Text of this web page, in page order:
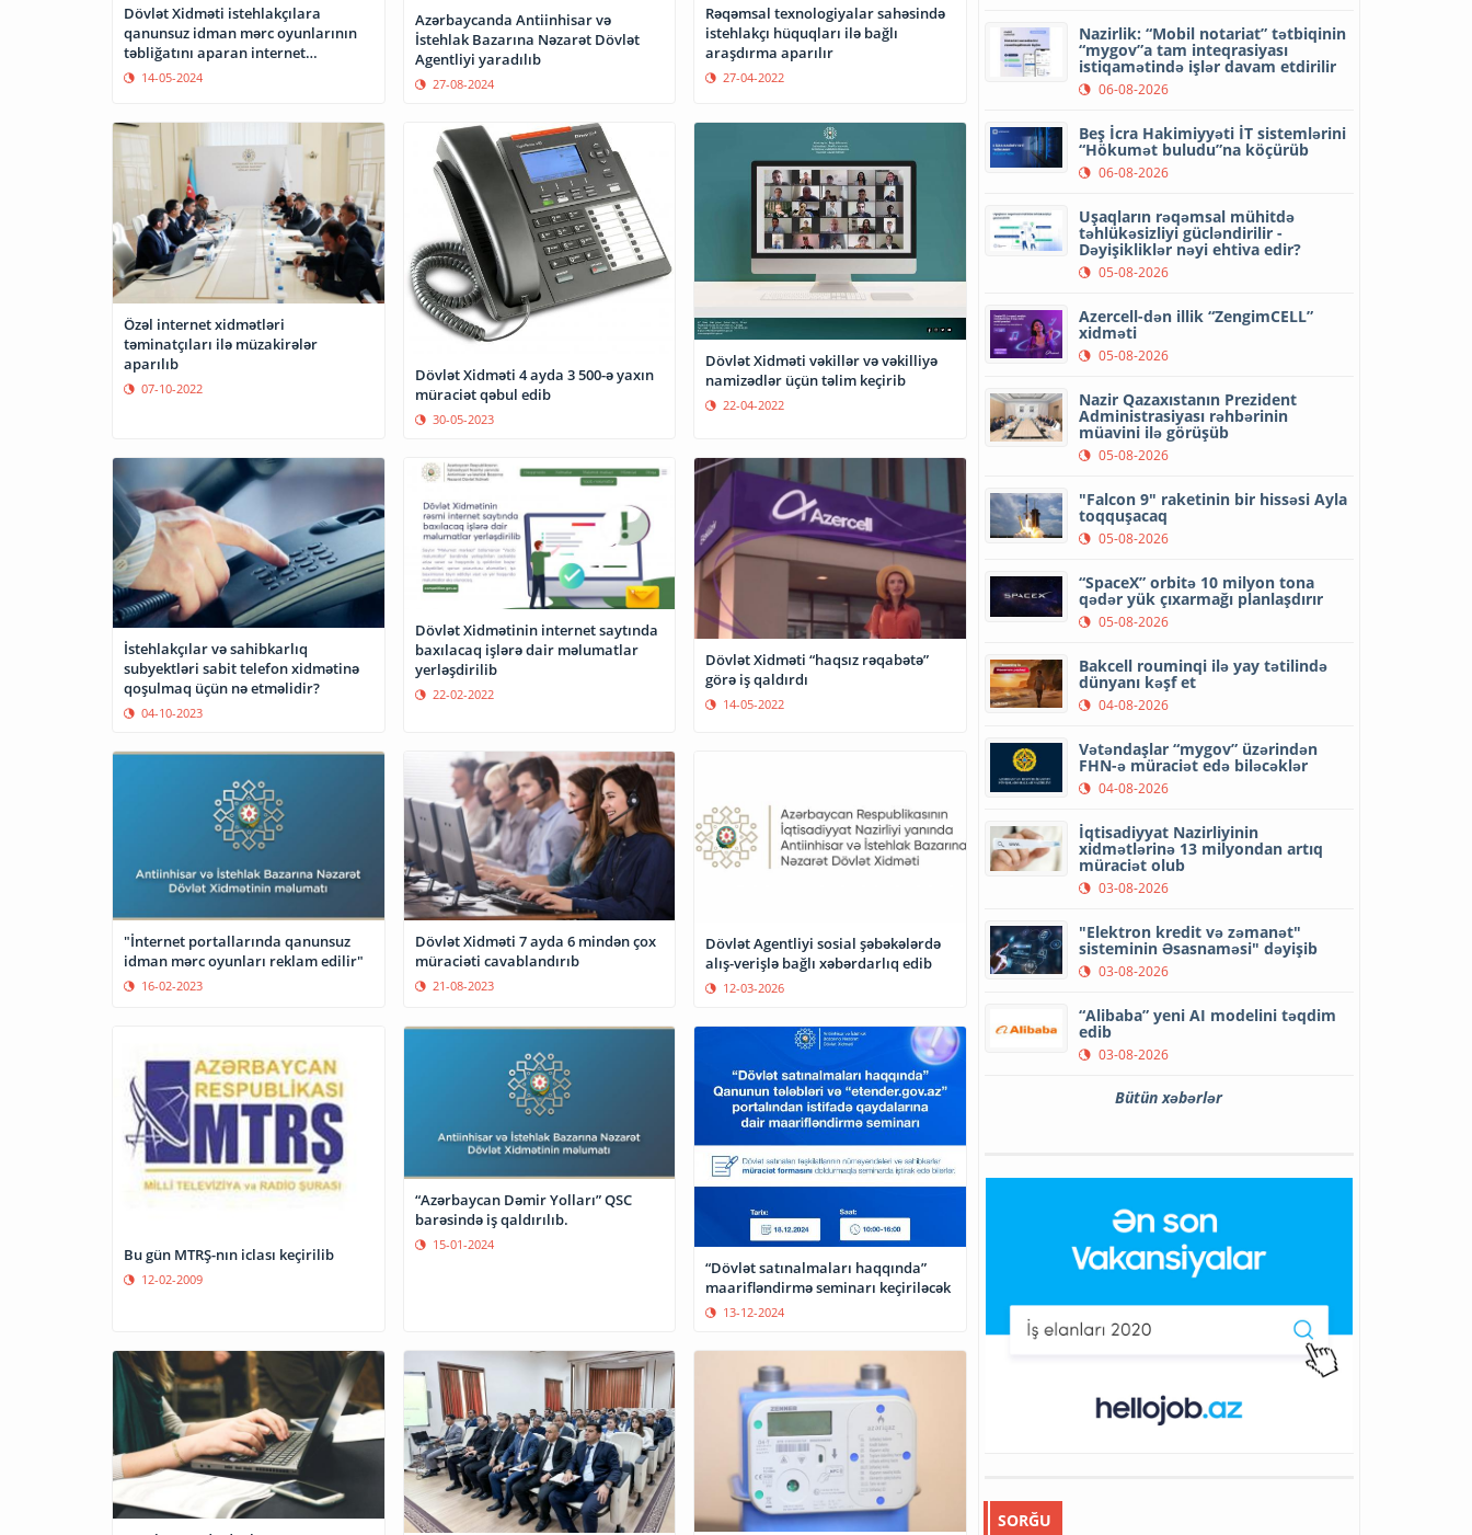
Dövlət Xidməti istehlakçılara
qanunsuz idman mərc oyunlarının
təbliğatını aparan internet
səhifələrinə etimad göstərməməyi
14-05-2024
Azərbaycanda Antiinhisar və
İstehlak Bazarına Nəzarət Dövlət
Agentliyi yaradılıb
27-08-2024
Rəqəmsal texnologiyalar sahəsində
istehlakçı hüquqları ilə bağlı
araşdırma aparılır
27-04-2022
Özəl internet xidmətləri
təminatçıları ilə müzakirələr
aparılıb
07-10-2022
Dövlət Xidməti 4 ayda 3 500-ə yaxın
müraciət qəbul edib
30-05-2023
Dövlət Xidməti vəkillər və vəkilliyə
namizədlər üçün təlim keçirib
22-04-2022
İstehlakçılar və sahibkarlıq
subyektləri sabit telefon xidmətinə
qoşulmaq üçün nə etməlidir?
04-10-2023
Dövlət Xidmətinin internet saytında
baxılacaq işlərə dair məlumatlar
yerləşdirilib
22-02-2022
Dövlət Xidməti “haqsız rəqabətə”
görə iş qaldırdı
14-05-2022
"İnternet portallarında qanunsuz
idman mərc oyunları reklam edilir"
16-02-2023
Dövlət Xidməti 7 ayda 6 mindən çox
müraciəti cavablandırıb
21-08-2023
Dövlət Agentliyi sosial şəbəkələrdə
alış-verişlə bağlı xəbərdarlıq edib
12-03-2026
Bu gün MTRŞ-nın iclası keçirilib
12-02-2009
“Azərbaycan Dəmir Yolları” QSC
barəsində iş qaldırılıb.
15-01-2024
“Dövlət satınalmaları haqqında”
maarifləndirmə seminarı keçiriləcək
13-12-2024
Nazirlik: “Mobil notariat” tətbiqinin
“mygov”a tam inteqrasiyası
istiqamətində işlər davam etdirilir
06-08-2026
Beş İcra Hakimiyyəti İT sistemlərini
“Hökumət buludu”na köçürüb
06-08-2026
Uşaqların rəqəmsal mühitdə
təhlükəsizliyi gücləndirilir -
Dəyişikliklər nəyi ehtiva edir?
05-08-2026
Azercell-dən illik “ZengimCELL”
xidməti
05-08-2026
Nazir Qazaxıstanın Prezident
Administrasiyası rəhbərinin
müavini ilə görüşüb
05-08-2026
"Falcon 9" raketinin bir hissəsi Ayla
toqquşacaq
05-08-2026
“SpaceX” orbitə 10 milyon tona
qədər yük çıxarmağı planlaşdırır
05-08-2026
Bakcell rouminqi ilə yay tətilində
dünyanı kəşf et
04-08-2026
Vətəndaşlar “mygov” üzərindən
FHN-ə müraciət edə biləcəklər
04-08-2026
İqtisadiyyat Nazirliyinin
xidmətlərinə 13 milyondan artıq
müraciət olub
03-08-2026
"Elektron kredit və zəmanət"
sisteminin Əsasnaməsi" dəyişib
03-08-2026
“Alibaba” yeni AI modelini təqdim
edib
03-08-2026
Bütün xəbərlər
SORĞU